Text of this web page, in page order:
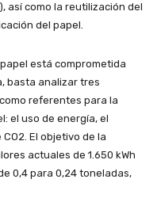
así como la reutilización del
del papel.
está comprometida
basta analizar tres
referentes para la
el uso de energía, el
El objetivo de la
actuales de 1.650 kWh
de 0,4 para 0,24 toneladas,